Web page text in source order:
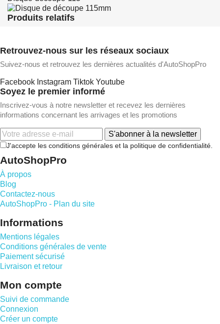
Produits relatifs
Retrouvez-nous sur les réseaux sociaux
Suivez-nous et retrouvez les dernières actualités d'AutoShopPro
Facebook Instagram Tiktok Youtube
Soyez le premier informé
Inscrivez-vous à notre newsletter et recevez les dernières
informations concernant les arrivages et les promotions
S'abonner à la newsletter
J'accepte les conditions générales et la politique de confidentialité.
AutoShopPro
À propos
Blog
Contactez-nous
AutoShopPro - Plan du site
Informations
Mentions légales
Conditions générales de vente
Paiement sécurisé
Livraison et retour
Mon compte
Suivi de commande
Connexion
Créer un compte